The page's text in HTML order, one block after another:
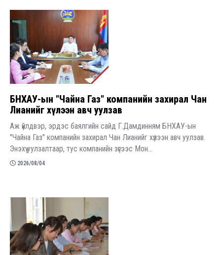
БНХАУ-ын "Чайна Газ" компанийн захирал Чан
Лианийг хүлээн авч уулзав
Аж үйлдвэр, эрдэс баялгийн сайд Г.Дамдинням БНХАУ-ын
"Чайна Газ" компанийн захирал Чан Лианийг хүлээн авч уулзав.
Энэхүү уулзалтаар, тус компанийн зүгээс Мон...
2026/08/04